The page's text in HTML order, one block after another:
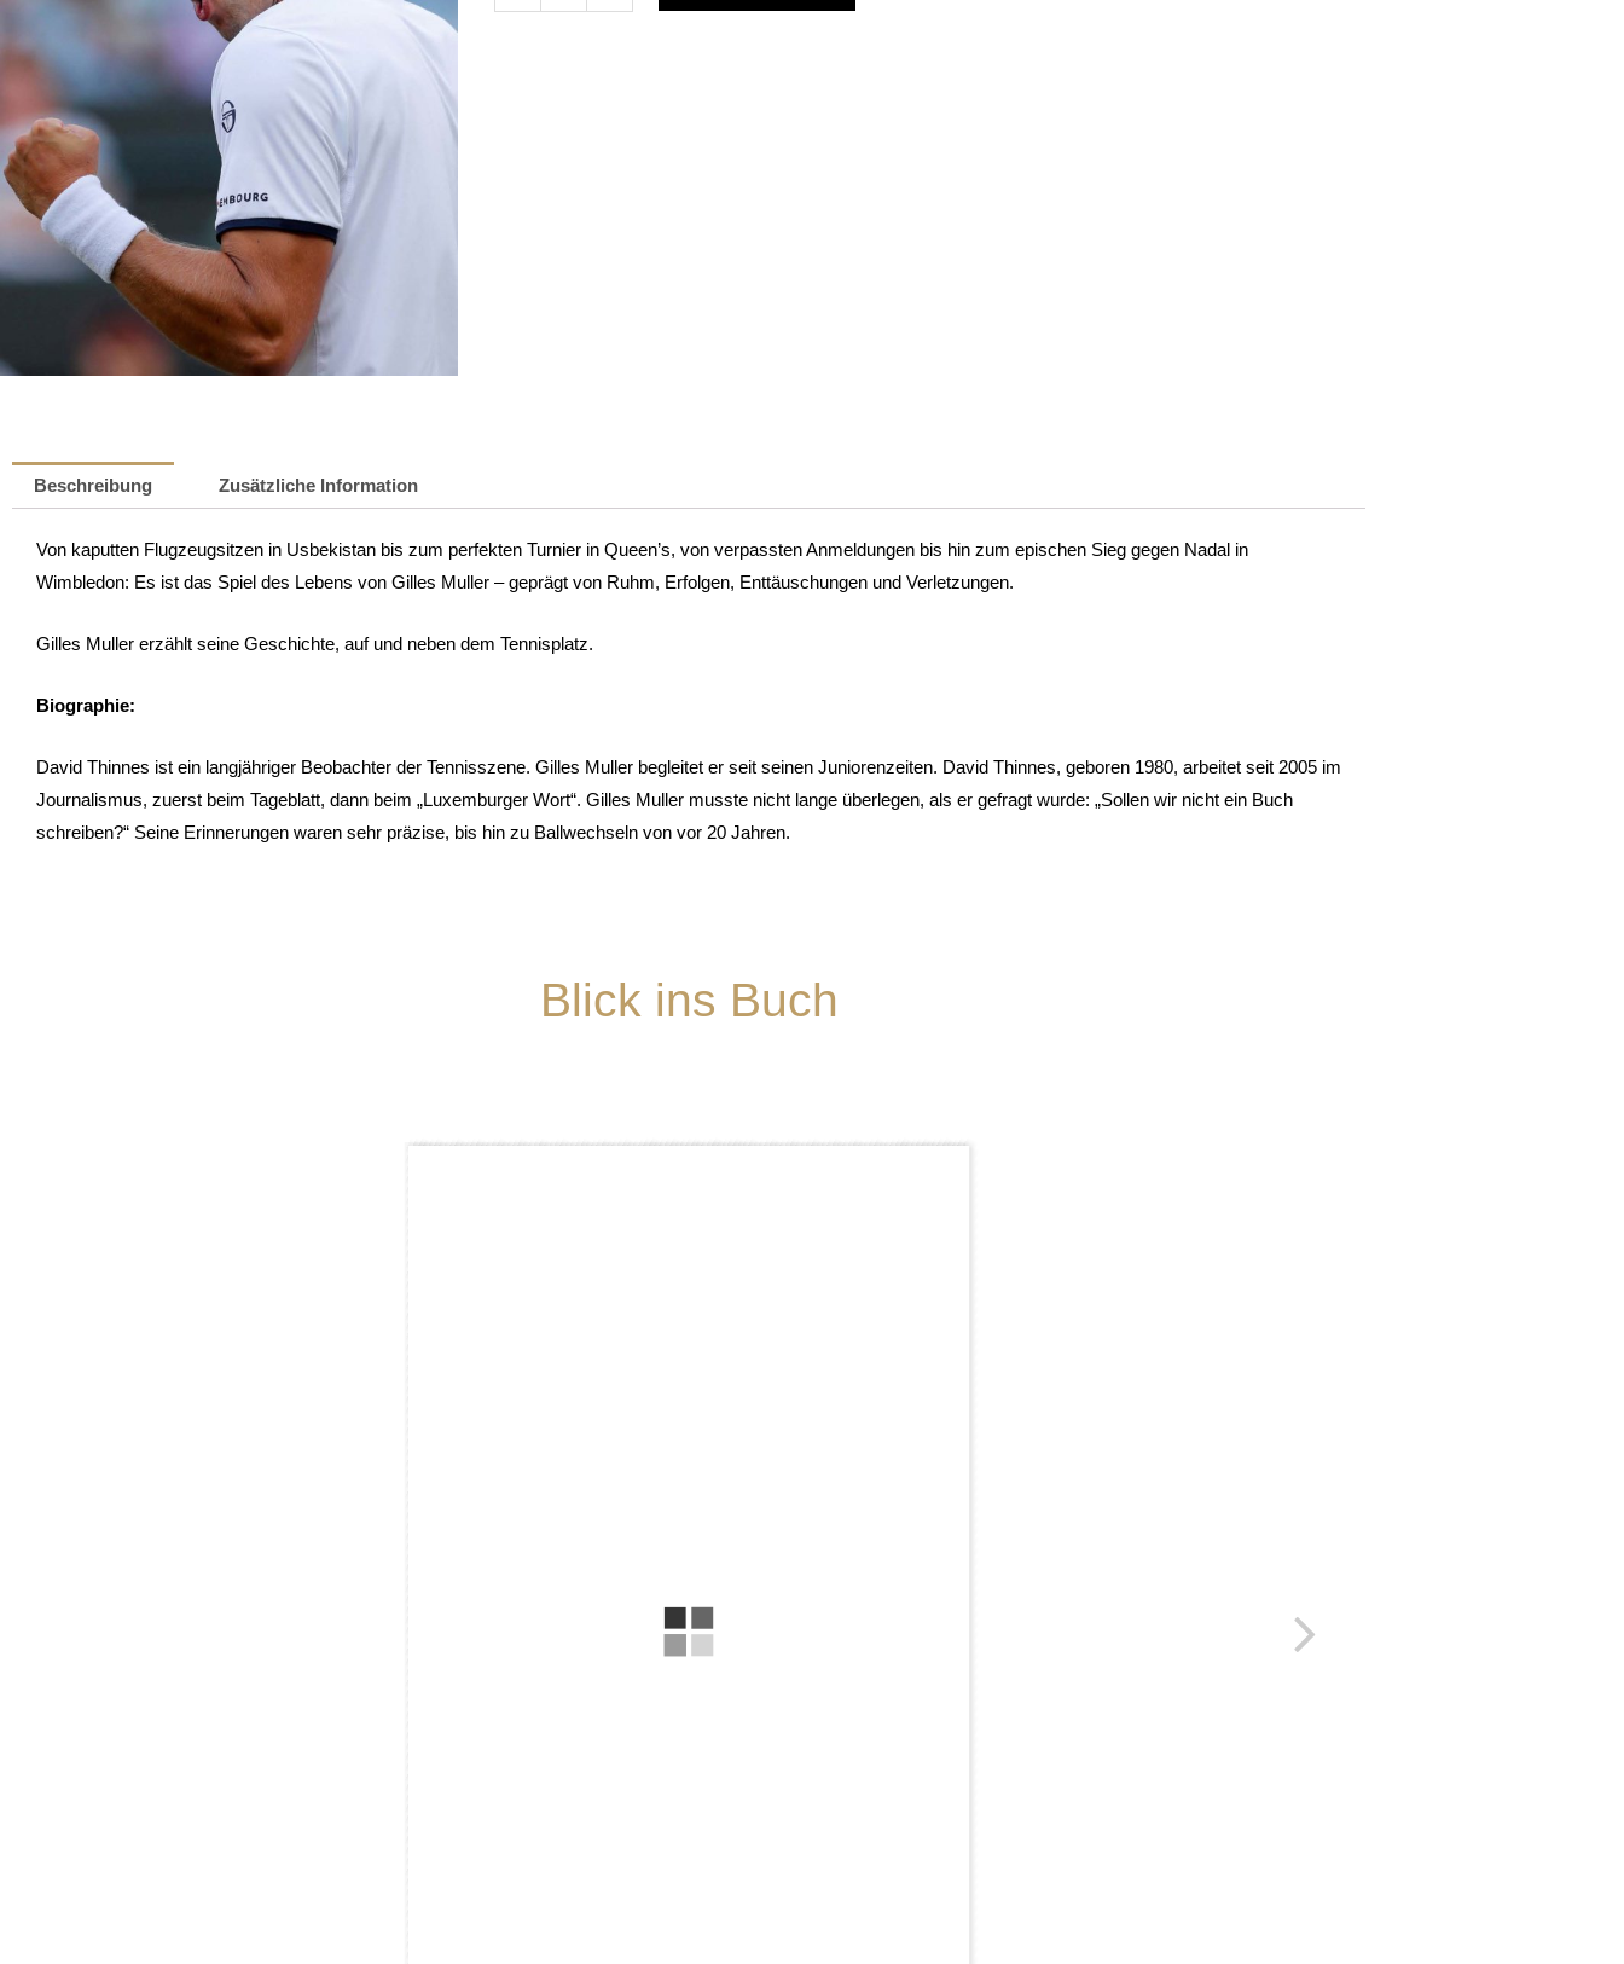
Beschreibung Zusätzliche Information
Von kaputten Flugzeugsitzen in Usbekistan bis zum perfekten Turnier in Queen’s, von verpassten Anmeldungen bis hin zum epischen Sieg gegen Nadal in
Wimbledon: Es ist das Spiel des Lebens von Gilles Muller – geprägt von Ruhm, Erfolgen, Enttäuschungen und Verletzungen.
Gilles Muller erzählt seine Geschichte, auf und neben dem Tennisplatz.
Biographie:
David Thinnes ist ein langjähriger Beobachter der Tennisszene. Gilles Muller begleitet er seit seinen Juniorenzeiten. David Thinnes, geboren 1980, arbeitet seit 2005 im
Journalismus, zuerst beim Tageblatt, dann beim „Luxemburger Wort“. Gilles Muller musste nicht lange überlegen, als er gefragt wurde: „Sollen wir nicht ein Buch
schreiben?“ Seine Erinnerungen waren sehr präzise, bis hin zu Ballwechseln von vor 20 Jahren.
Blick ins Buch